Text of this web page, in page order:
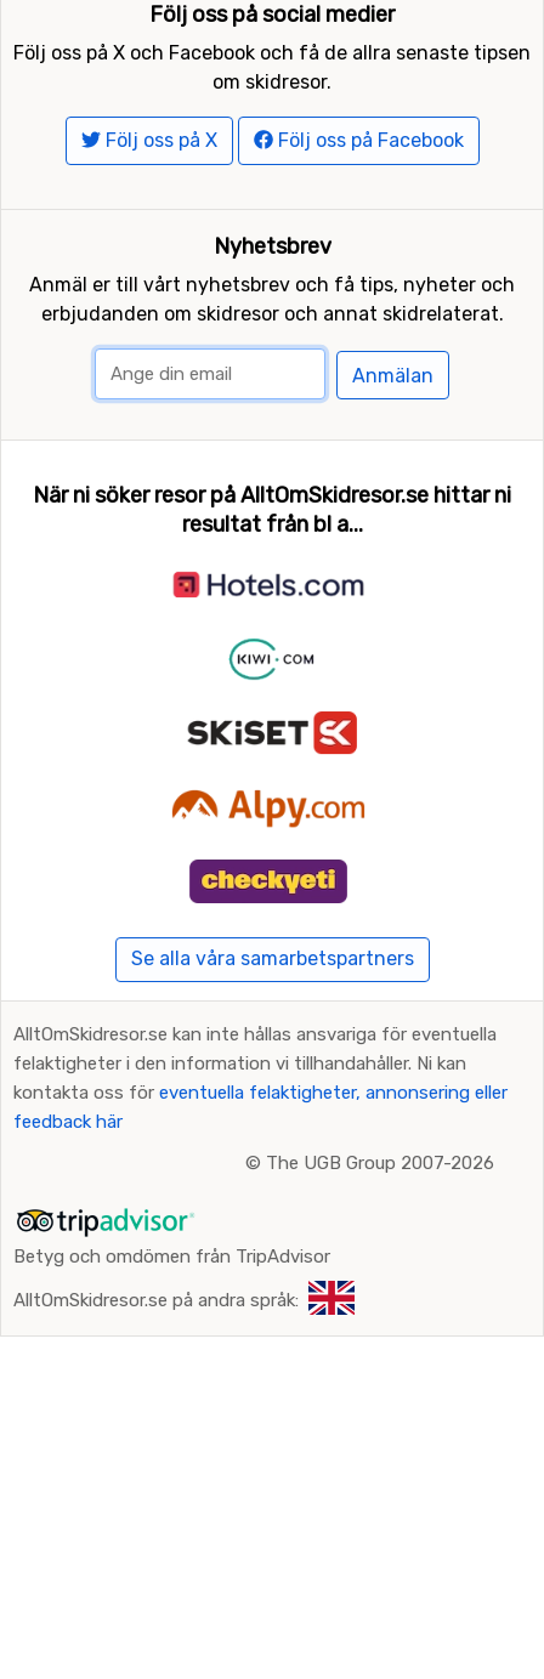
Följ oss på social medier
Följ oss på X och Facebook och få de allra senaste tipsen
om skidresor.
Följ oss på X Följ oss på Facebook
Nyhetsbrev
Anmäl er till vårt nyhetsbrev och få tips, nyheter och
erbjudanden om skidresor och annat skidrelaterat.
Anmälan
När ni söker resor på AlltOmSkidresor.se hittar ni
resultat från bl a...
Se alla våra samarbetspartners
AlltOmSkidresor.se kan inte hållas ansvariga för eventuella
felaktigheter i den information vi tillhandahåller. Ni kan
kontakta oss för eventuella felaktigheter, annonsering eller
feedback här
© The UGB Group 2007-2026
Betyg och omdömen från TripAdvisor
AlltOmSkidresor.se på andra språk: